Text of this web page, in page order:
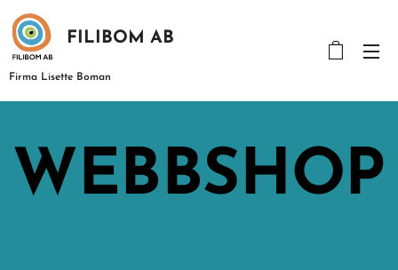
FILIBOM AB
Firma Lisette Boman
WEBBSHOP